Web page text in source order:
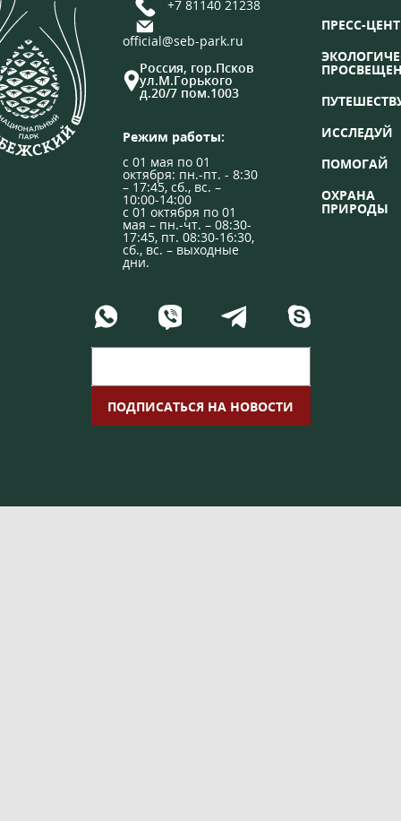
+7 81140 21238
official@seb-park.ru
Россия, гор.Псков
ул.М.Горького
д.20/7 пом.1003
Режим работы:
с 01 мая по 01
октября: пн.-пт. - 8:30
– 17:45, сб., вс. –
10:00-14:00
с 01 октября по 01
мая – пн.-чт. – 08:30-
17:45, пт. 08:30-16:30,
сб., вс. – выходные
дни.
ПРЕСС-
ИССЛЕДУЙ
ПОМОГАЙ
ОХРАНА
ПРИРОДЫ